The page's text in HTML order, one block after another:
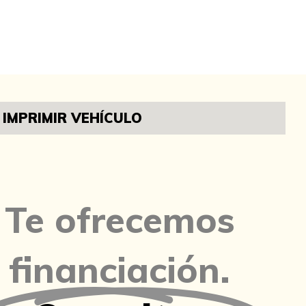
IMPRIMIR VEHÍCULO
Te ofrecemos
financiación.